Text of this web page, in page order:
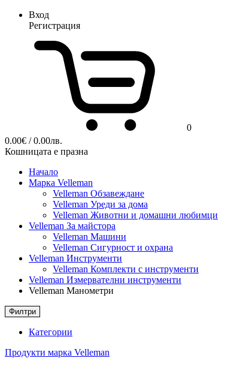
Вход
Регистрация
0
0.00€ / 0.00лв.
Кошницата е празна
Начало
Марка Velleman
Velleman Обзавеждане
Velleman Уреди за дома
Velleman Животни и домашни любимци
Velleman За майстора
Velleman Машини
Velleman Сигурност и охрана
Velleman Инструменти
Velleman Комплекти с инструменти
Velleman Измервателни инструменти
Velleman Манометри
Филтри
Категории
Продукти марка Velleman